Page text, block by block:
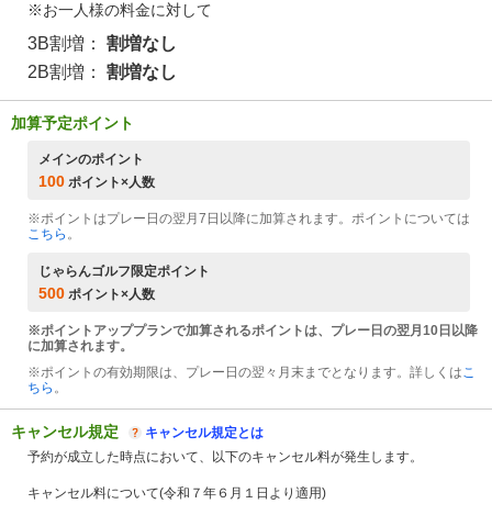
※お一人様の料金に対して
3B割増：
割増なし
2B割増：
割増なし
加算予定ポイント
メインのポイント
100 ポイント×人数
※ポイントはプレー日の翌月7日以降に加算されます。ポイントについては
こちら 。
じゃらんゴルフ限定ポイント
500 ポイント×人数
※ポイントアッププランで加算されるポイントは、プレー日の翌月10日以降
に加算されます。
※ポイントの有効期限は、プレー日の翌々月末までとなります。詳しくはこ
ちら 。
キャンセル規定
キャンセル規定とは
予約が成立した時点において、以下のキャンセル料が発生します。
キャンセル料について(令和７年６月１日より適用)